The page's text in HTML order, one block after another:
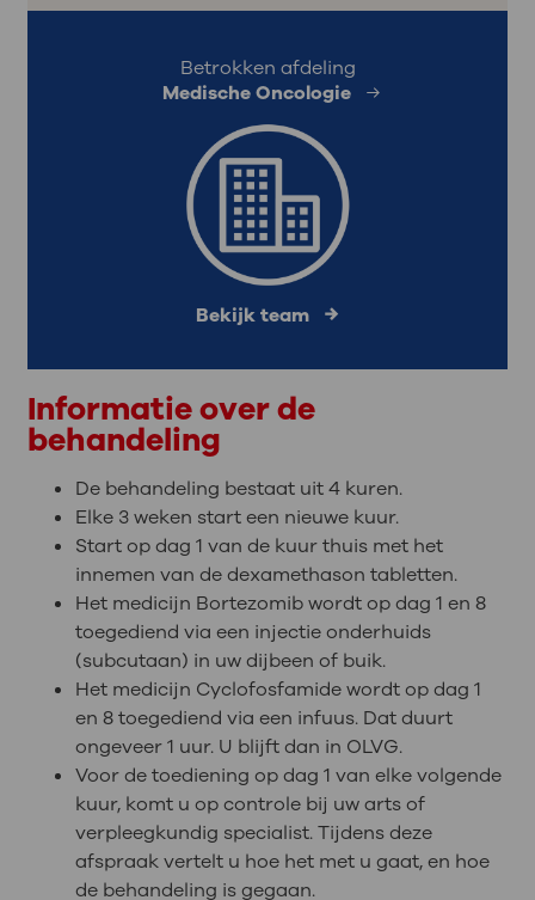
Betrokken afdeling
Medische Oncologie
Bekijk team
Informatie over de
behandeling
De behandeling bestaat uit 4 kuren.
Elke 3 weken start een nieuwe kuur.
Start op dag 1 van de kuur thuis met het
innemen van de dexamethason tabletten.
Het medicijn Bortezomib wordt op dag 1 en 8
toegediend via een injectie onderhuids
(subcutaan) in uw dijbeen of buik.
Het medicijn Cyclofosfamide wordt op dag 1
en 8 toegediend via een infuus. Dat duurt
ongeveer 1 uur. U blijft dan in OLVG.
Voor de toediening op dag 1 van elke volgende
kuur, komt u op controle bij uw arts of
verpleegkundig specialist. Tijdens deze
afspraak vertelt u hoe het met u gaat, en hoe
de behandeling is gegaan.